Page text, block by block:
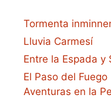
Tormenta
Lluvia Carmesí
Entre la Espada y
El Paso del
Aventuras en la